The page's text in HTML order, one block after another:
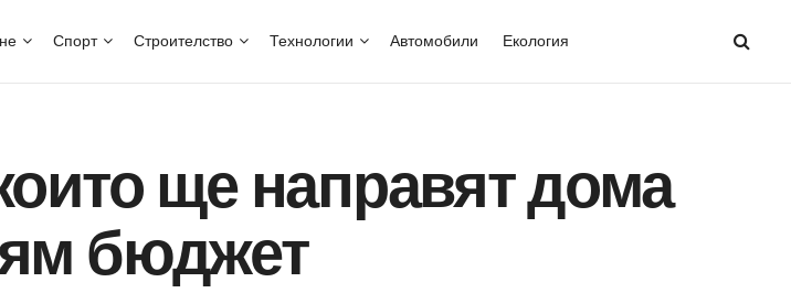
Спорт Строителство Технологии Автомобили Екология
ще направят дома
бюджет